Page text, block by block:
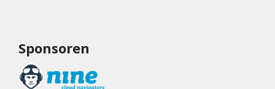
Sponsoren